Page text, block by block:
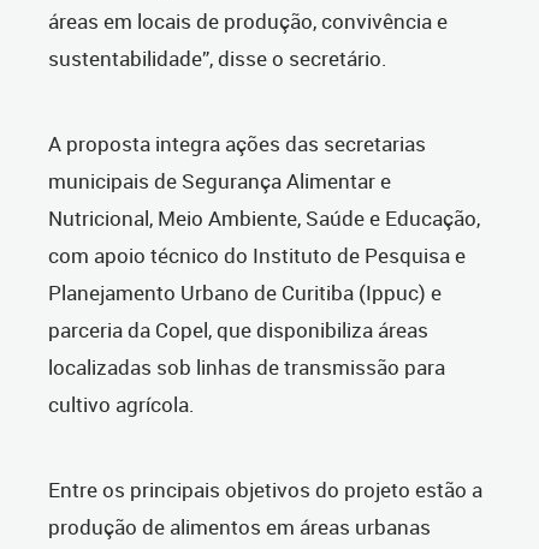
áreas em locais de produção, convivência e
sustentabilidade”, disse o secretário.
A proposta integra ações das secretarias
municipais de Segurança Alimentar e
Nutricional, Meio Ambiente, Saúde e Educação,
com apoio técnico do Instituto de Pesquisa e
Planejamento Urbano de Curitiba (Ippuc) e
parceria da Copel, que disponibiliza áreas
localizadas sob linhas de transmissão para
cultivo agrícola.
Entre os principais objetivos do projeto estão a
produção de alimentos em áreas urbanas